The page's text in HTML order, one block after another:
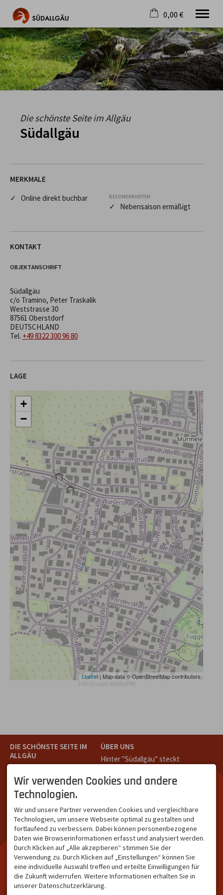
Die schönste Seite im Allgäu
Aktuell
Destination
Gastgeber
Wandern
Mountainbike
Tipps
0,00 €
×
Warenkorb ist leer
Die schönste Seite im Allgäu
Südallgäu
MERKMALE
✓ Online direkt buchbar
BESONDERHEITEN
✓ Nebensaison ermäßigt
KONTAKT
OBJEKTANSCHRIFT
Südallgäu
c/o Tramino, Peter Traskalik
Weststrasse 30
87561 Oberstdorf
DEUTSCHLAND
Tel. +49 8322 300 96 80
LAGE
+
−
Leaflet| Map data © OpenStreetMap contributors
1HKrZhcppL8Xj6NyPWI
DIE SCHÖNSTE SEITE IM
ALLGÄU
Teil des Oberallgäus. Es
verbindet die Tourismus-
Destinationen Oberstdorf,
Kleinwalsertal und beliebte
Urlaubsziele wie die
Hörnerdörfer, Alpsee-
Grünten, Oberstaufen oder
Wertach im Allgäu.
ÜBER UNS
Hinter "Südallgäu" steckt
Oberstdorf.
Unser Ziel ist ein attraktives
Leistungsträger im
südlichen Oberallgäu eine
starke Plattform bietet.
NETZWERK & REICHWEITE
ca. 36.700 Abos bei
Wir verwenden Cookies und andere
Technologien.
Wir und unsere Partner verwenden Cookies und vergleichbare
Technologien, um unsere Webseite optimal zu gestalten und
fortlaufend zu verbessern. Dabei können personenbezogene
Daten wie Browserinformationen erfasst und analysiert werden.
Durch Klicken auf „Alle akzeptieren“ stimmen Sie der
Verwendung zu. Durch Klicken auf „Einstellungen“ können Sie
eine individuelle Auswahl treffen und erteilte Einwilligungen für
die Zukunft widerrufen. Weitere Informationen erhalten Sie in
unserer Datenschutzerklärung.